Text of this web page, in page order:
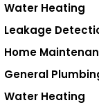
Water Heating
Leakage
Home
General
Water Heating